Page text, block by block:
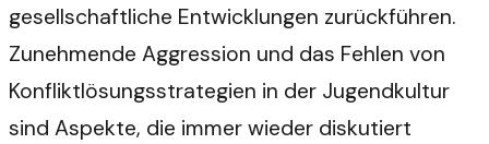
gesellschaftliche Entwicklungen zurückführen.
Zunehmende Aggression und das Fehlen von
Konfliktlösungsstrategien in der Jugendkultur
sind Aspekte, die immer wieder diskutiert